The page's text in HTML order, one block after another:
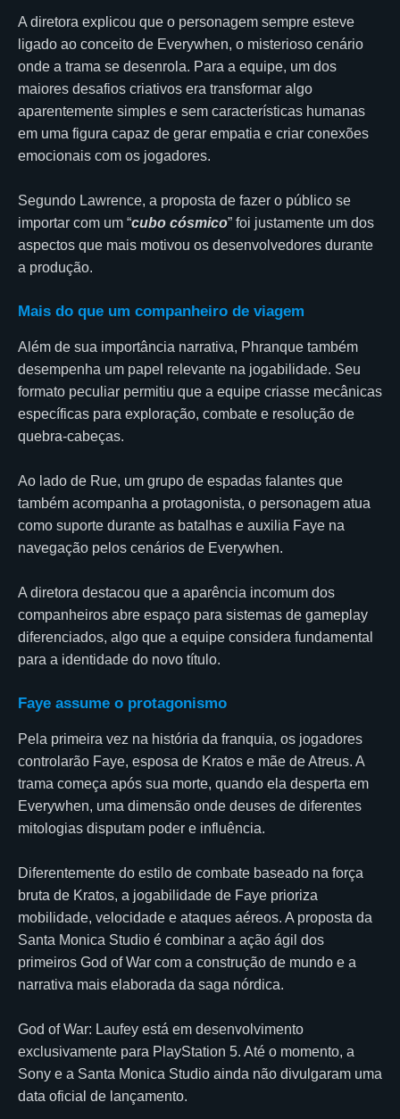
A diretora explicou que o personagem sempre esteve
ligado ao conceito de Everywhen, o misterioso cenário
onde a trama se desenrola. Para a equipe, um dos
maiores desafios criativos era transformar algo
aparentemente simples e sem características humanas
em uma figura capaz de gerar empatia e criar conexões
emocionais com os jogadores.
Segundo Lawrence, a proposta de fazer o público se
importar com um “cubo cósmico” foi justamente um dos
aspectos que mais motivou os desenvolvedores durante
a produção.
Mais do que um companheiro de viagem
Além de sua importância narrativa, Phranque também
desempenha um papel relevante na jogabilidade. Seu
formato peculiar permitiu que a equipe criasse mecânicas
específicas para exploração, combate e resolução de
quebra-cabeças.
Ao lado de Rue, um grupo de espadas falantes que
também acompanha a protagonista, o personagem atua
como suporte durante as batalhas e auxilia Faye na
navegação pelos cenários de Everywhen.
A diretora destacou que a aparência incomum dos
companheiros abre espaço para sistemas de gameplay
diferenciados, algo que a equipe considera fundamental
para a identidade do novo título.
Faye assume o protagonismo
Pela primeira vez na história da franquia, os jogadores
controlarão Faye, esposa de Kratos e mãe de Atreus. A
trama começa após sua morte, quando ela desperta em
Everywhen, uma dimensão onde deuses de diferentes
mitologias disputam poder e influência.
Diferentemente do estilo de combate baseado na força
bruta de Kratos, a jogabilidade de Faye prioriza
mobilidade, velocidade e ataques aéreos. A proposta da
Santa Monica Studio é combinar a ação ágil dos
primeiros God of War com a construção de mundo e a
narrativa mais elaborada da saga nórdica.
God of War: Laufey está em desenvolvimento
exclusivamente para PlayStation 5. Até o momento, a
Sony e a Santa Monica Studio ainda não divulgaram uma
data oficial de lançamento.